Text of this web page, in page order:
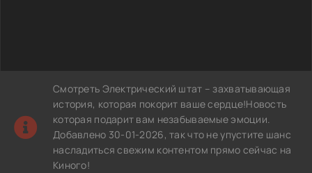
Смотреть Электрический штат – захватывающая
история, которая покорит ваше сердце!Новость
которая подарит вам незабываемые эмоции.
Добавлено 30-01-2026, так что не упустите шанс
насладиться свежим контентом прямо сейчас на
Киного!